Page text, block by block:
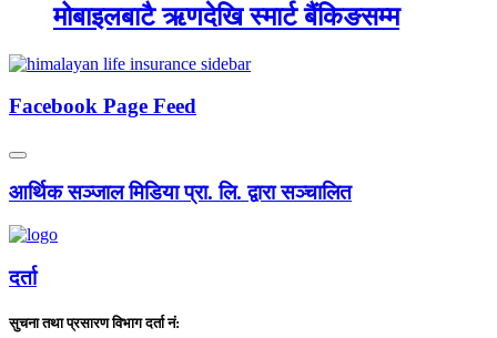
मोबाइलबाटै ऋणदेखि स्मार्ट बैंकिङसम्म
Facebook Page Feed
आर्थिक सञ्जाल मिडिया प्रा. लि. द्वारा सञ्चालित
दर्ता
सुचना तथा प्रसारण विभाग दर्ता नं: